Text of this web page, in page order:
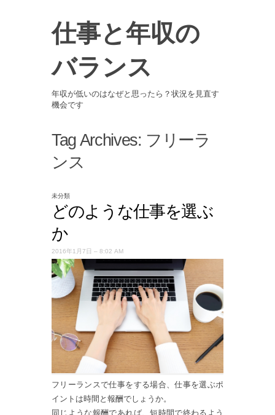
仕事と年収の
バランス
年収が低いのはなぜと思ったら？状況を見直す
機会です
Tag Archives: フリーラ
ンス
未分類
どのような仕事を選ぶ
か
2016年1月7日 – 8:02 AM
フリーランスで仕事をする場合、仕事を選ぶポ
イントは時間と報酬でしょうか。
同じような報酬であれば、短時間で終わるよう